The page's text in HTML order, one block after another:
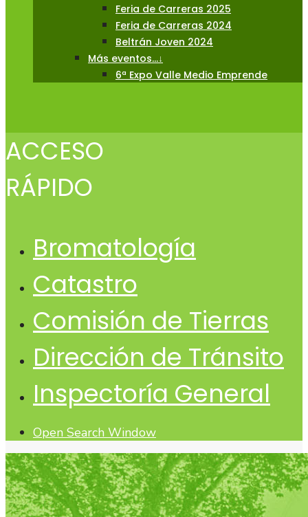
Feria de Carreras 2025
Feria de Carreras 2024
Beltrán Joven 2024
Más eventos…↓
6ª Expo Valle Medio Emprende
ACCESO
RÁPIDO
Bromatología
Catastro
Comisión de Tierras
Dirección de Tránsito
Inspectoría General
Open Search Window